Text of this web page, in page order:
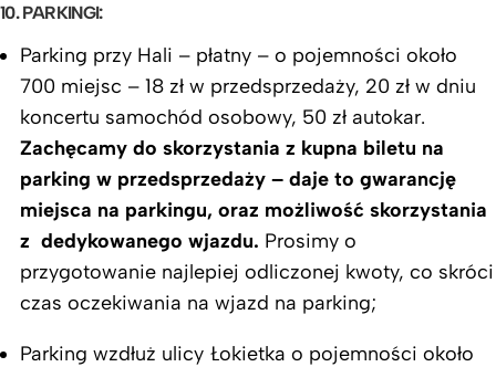
10. PARKINGI:
Parking przy Hali – płatny – o pojemności około
700 miejsc – 18 zł w przedsprzedaży, 20 zł w dniu
koncertu samochód osobowy, 50 zł autokar.
Zachęcamy do skorzystania z kupna biletu na
parking w przedsprzedaży – daje to gwarancję
miejsca na parkingu, oraz możliwość skorzystania
z dedykowanego wjazdu. Prosimy o
przygotowanie najlepiej odliczonej kwoty, co skróci
czas oczekiwania na wjazd na parking;
Parking wzdłuż ulicy Łokietka o pojemności około